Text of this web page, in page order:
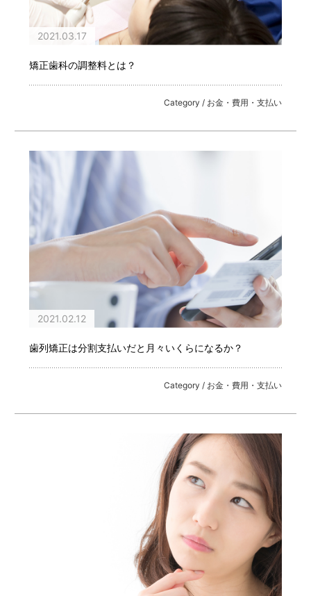
2021.03.17
矯正歯科の調整料とは？
Category / お金・費用・支払い
2021.02.12
歯列矯正は分割支払いだと月々いくらになるか？
Category / お金・費用・支払い